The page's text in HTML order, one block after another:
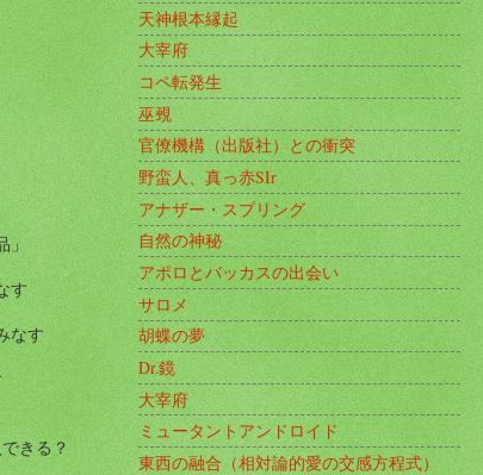
」
す
なす
きる？
天神根本縁起
大宰府
コペ転発生
巫覡
官僚機構（出版社）との衝突
野蛮人、真っ赤SIr
アナザー・スプリング
自然の神秘
アポロとバッカスの出会い
サロメ
胡蝶の夢
Dr.鏡
大宰府
ミュータントアンドロイド
東西の融合（相対論的愛の交感方程式）